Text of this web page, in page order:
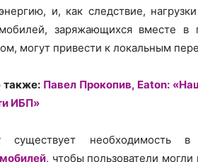
и, как следствие,
заряжающихся вместе
могут привести к локальным
также: Павел Прокопив, Eaton:
ИБП»
существует необходимость
, чтобы пользователи